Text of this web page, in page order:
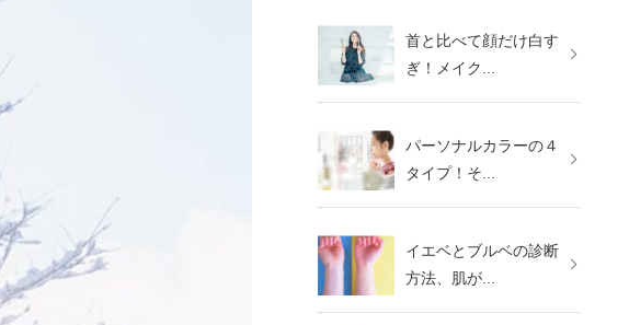
首と比べて顔だけ白す
ぎ！メイク...
パーソナルカラーの４
タイプ！そ...
イエベとブルベの診断
方法、肌が...